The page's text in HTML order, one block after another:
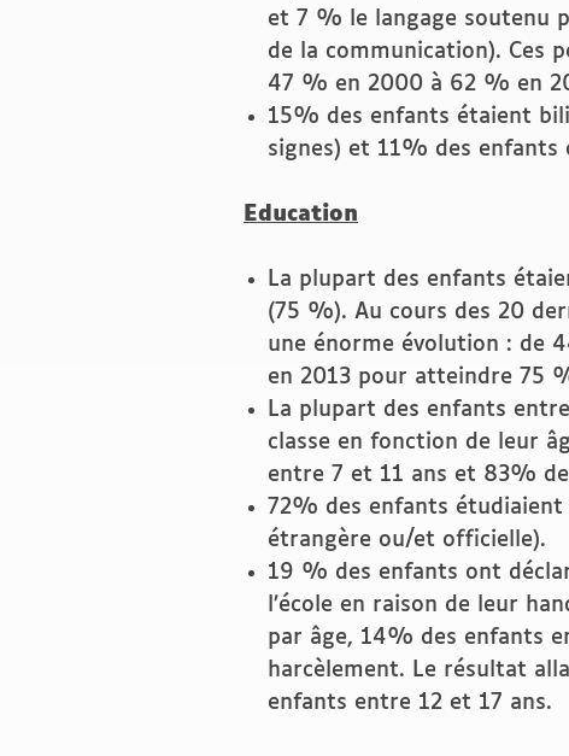
et 7 % le langage soutenu
de la communication). Ces
47 % en 2000 à 62 % en
15% des enfants étaient
signes) et 11% des enfants
Education
La plupart des enfants
(75 %). Au cours des 20
une énorme évolution : de
en 2013 pour atteindre 75
La plupart des enfants
classe en fonction de leur
entre 7 et 11 ans et 83%
72% des enfants étudiaient
étrangère ou/et officielle).
19 % des enfants ont
l’école en raison de leur
par âge, 14% des enfants
harcèlement. Le résultat
enfants entre 12 et 17 ans.